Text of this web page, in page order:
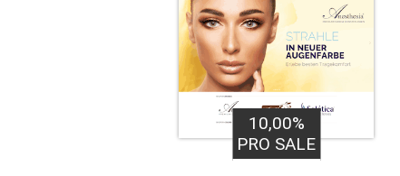
10,00%
PRO SALE